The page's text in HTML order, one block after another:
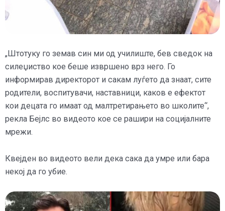
„Штотуку го земав син ми од училиште, бев сведок на
силеџиство кое беше извршено врз него. Го
информирав директорот и сакам луѓето да знаат, сите
родители, воспитувачи, наставници, каков е ефектот
кои децата го имаат од малтретирањето во школите“,
рекла Бејлс во видеото кое се рашири на социјалните
мрежи.
Квејден во видеото вели дека сака да умре или бара
некој да го убие.